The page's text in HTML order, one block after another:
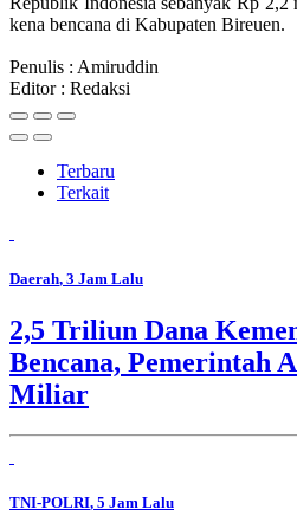
kena bencana di Kabupaten Bireuen.
Penulis : Amiruddin
Editor : Redaksi
Terbaru
Terkait
Daerah, 3 Jam Lalu
2,5 Triliun Dana
Bencana, Pemerintah
Miliar
TNI-POLRI, 5 Jam Lalu